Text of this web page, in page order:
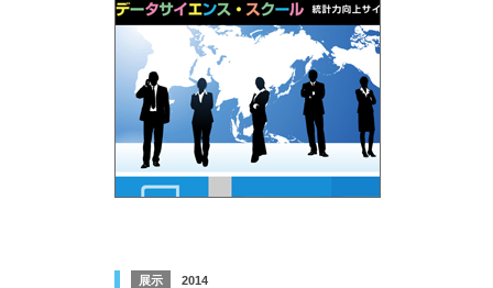
展示 2014